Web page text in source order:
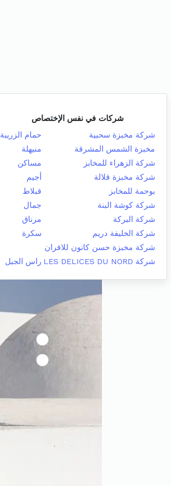
شركات في نفس الإختصاص
شركة مخبزة سحبية
حمام الزريبة
مخبزة الشمس المشرقة
منيهلة
شركة الزهراء للمخابز
مساكن
شركة مخبزة قلالة
أجيم
بوحمة للمخابز
قبلاط
شركة كوشة البنة
جمال
شركة البركة
مرناق
شركة الخليفة دريم
سكرة
شركة مخبزة حسن كانون للافران
شركة LES DELICES DU NORD
راس الجبل